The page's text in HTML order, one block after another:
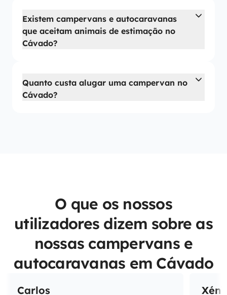
Existem campervans e autocaravanas
que aceitam animais de estimação no
Cávado?
Quanto custa alugar uma campervan no
Cávado?
O que os nossos
utilizadores dizem sobre as
nossas campervans e
autocaravanas em Cávado
Carlos